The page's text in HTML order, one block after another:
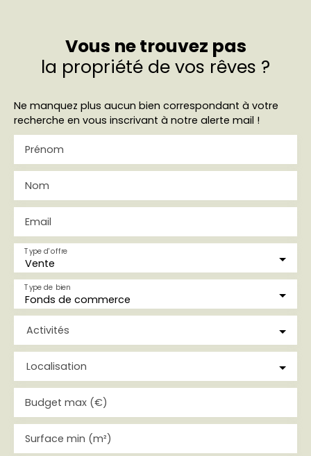
Vous ne trouvez pas
la propriété de vos rêves ?
Ne manquez plus aucun bien correspondant à votre
recherche en vous inscrivant à notre alerte mail !
Prénom
Nom
Email
Vente
Type d'offre
Fonds de commerce
Type de bien
Activités
Localisation
Budget max (€)
Surface min (m²)